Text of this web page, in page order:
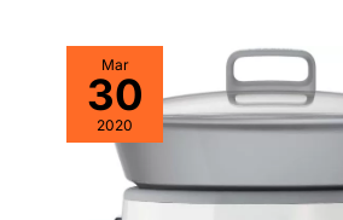
manger.
mat est
n'importe
ou table
Capacité
permet de
entrées ou
Mar
30
2020